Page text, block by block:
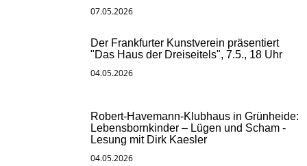
07.05.2026
Der Frankfurter Kunstverein präsentiert
"Das Haus der Dreiseitels", 7.5., 18 Uhr
04.05.2026
Robert-Havemann-Klubhaus in Grünheide:
Lebensbornkinder – Lügen und Scham -
Lesung mit Dirk Kaesler
04.05.2026